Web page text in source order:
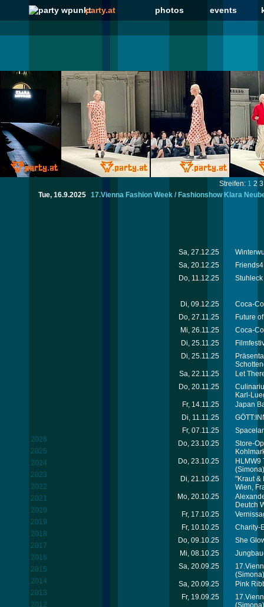
party.at photos events
Streifen: 1 2 3
Tue, 16.9.2025 17.Vienna Fashion Week / Fashionshow Klara
2026
2025
2024
2023
2022
2021
2020
2019
2018
2017
2016
2015
2014
2013
2012
Sa, 27.12.25
Sa, 20.12.25
Do, 11.12.25
Di, 09.12.25
Coca-
Do, 27.11.25
Future
Mi, 26.11.25
Coca-
Di, 25.11.25
Di, 25.11.25
Sa, 22.11.25
Let
Do, 20.11.25
Karl-
Fr, 14.11.25
Japan
Di, 11.11.25
Fr, 07.11.25
Do, 23.10.25
Store-
Do, 23.10.25
HLMW9
(Simona)
Di, 21.10.25
"Kraut &
Wien,
Mo, 20.10.25
Deutch
Fr, 17.10.25
Fr, 10.10.25
Charity-
Do, 09.10.25
She
Mi, 08.10.25
Sa, 20.09.25
(Simona)
Sa, 20.09.25
Pink
Fr, 19.09.25
(Simona)